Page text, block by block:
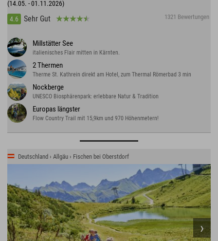
(14.05. - 01.11.2026)
4.6
Sehr Gut 1321 Bewertungen
Millstätter See
italienisches Flair mitten in Kärnten.
2 Thermen
Therme St. Kathrein direkt am Hotel, zum Thermal Römerbad 3 min
Nockberge
UNESCO Biosphärenpark: erlebbare Natur & Tradition
Europas längster
Flow Country Trail mit 15,9km und 970 Höhenmetern!
Deutschland › Allgäu › Fischen bei Oberstdorf